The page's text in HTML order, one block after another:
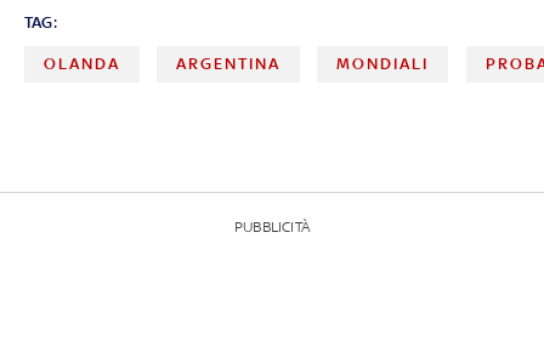
TAG:
OLANDA ARGENTINA MONDIALI
PUBBLICITÀ